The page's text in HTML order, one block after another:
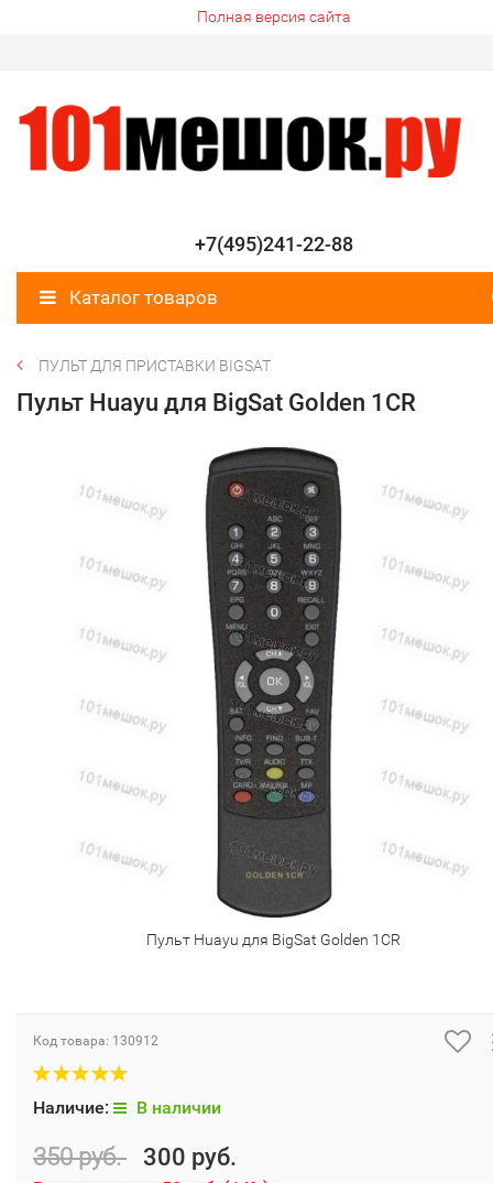
Полная версия сайта
+7(495)241-22-88
Каталог товаров
ПУЛЬТ ДЛЯ ПРИСТАВКИ BIGSAT
Пульт Huayu для BigSat Golden 1CR
Пульт Huayu для BigSat Golden 1CR
Код товара: 130912
Наличие: В наличии
350 руб. 300 руб.